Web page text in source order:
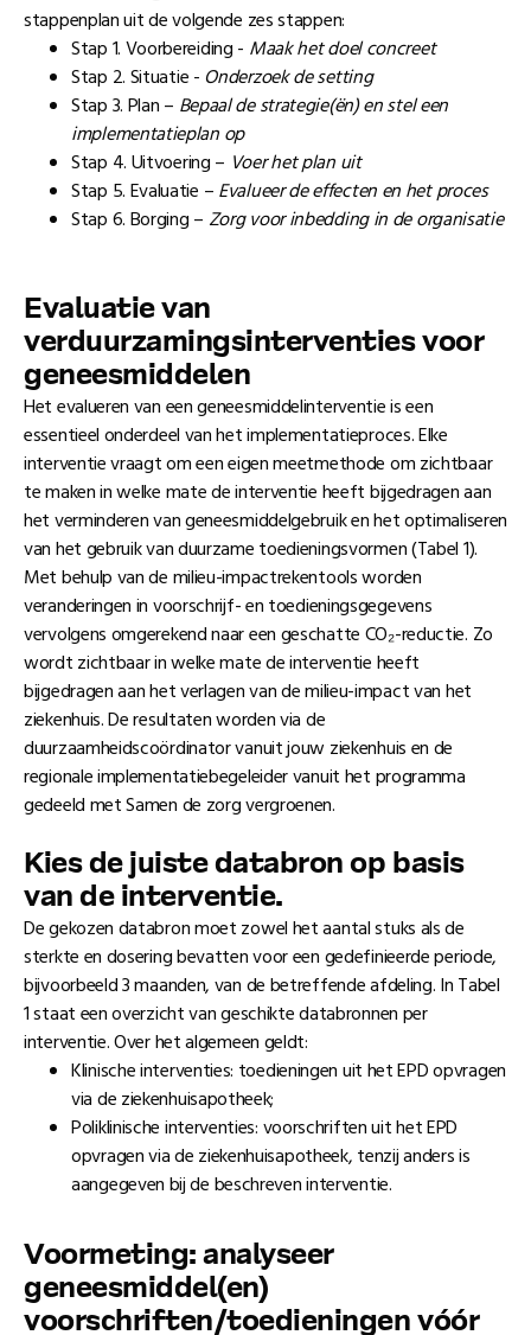
stappenplan uit de volgende zes stappen:
Stap 1. Voorbereiding - Maak het doel concreet
Stap 2. Situatie -Onderzoek de setting
Stap 3. Plan – Bepaal de strategie(ën) en stel een
implementatieplan op
Stap 4. Uitvoering – Voer het plan uit
Stap 5. Evaluatie –Evalueer de effecten en het proces
Stap 6. Borging – Zorg voor inbedding in de organisatie
Evaluatie van
verduurzamingsinterventies voor
geneesmiddelen
Het evalueren van een geneesmiddelinterventie is een
essentieel onderdeel van het implementatieproces. Elke
interventie vraagt om een eigen meetmethode om zichtbaar
te maken in welke mate de interventie heeft bijgedragen aan
het verminderen van geneesmiddelgebruik en het optimaliseren
van het gebruik van duurzame toedieningsvormen (Tabel 1).
Met behulp van de milieu-impactrekentools worden
veranderingen in voorschrijf- en toedieningsgegevens
vervolgens omgerekend naar een geschatte CO₂-reductie. Zo
wordt zichtbaar in welke mate de interventie heeft
bijgedragen aan het verlagen van de milieu-impact van het
ziekenhuis. De resultaten worden via de
duurzaamheidscoördinator vanuit jouw ziekenhuis en de
regionale implementatiebegeleider vanuit het programma
gedeeld met Samen de zorg vergroenen.
Kies de juiste databron op basis
van de interventie.
De gekozen databron moet zowel het aantal stuks als de
sterkte en dosering bevatten voor een gedefinieerde periode,
bijvoorbeeld 3 maanden, van de betreffende afdeling. In Tabel
1 staat een overzicht van geschikte databronnen per
interventie. Over het algemeen geldt:
Klinische interventies: toedieningen uit het EPD opvragen
via de ziekenhuisapotheek;
Poliklinische interventies: voorschriften uit het EPD
opvragen via de ziekenhuisapotheek, tenzij anders is
aangegeven bij de beschreven interventie.
Voormeting: analyseer
geneesmiddel(en)
voorschriften/toedieningen vóór